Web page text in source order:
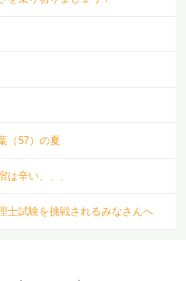
（57）の夏
は辛い、、、
士試験を挑戦されるみなさんへ